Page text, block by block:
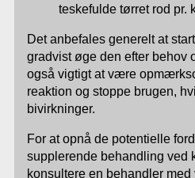
teskefulde tørret rod pr.
Det anbefales generelt at
gradvist øge den efter behov
også vigtigt at være
reaktion og stoppe brugen,
bivirkninger.
For at opnå de potentielle
supplerende behandling ved
konsultere en behandler